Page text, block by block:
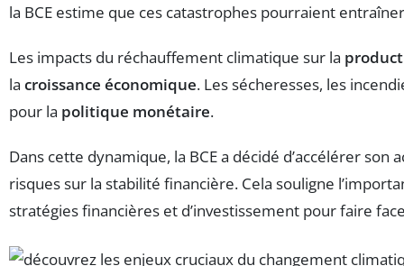
la BCE estime que ces catastrophes pourraient
Les impacts du réchauffement climatique sur la
la croissance économique. Les sécheresses, les
pour la politique monétaire.
Dans cette dynamique, la BCE a décidé d’accélérer
risques sur la stabilité financière. Cela souligne
stratégies financières et d’investissement pour faire